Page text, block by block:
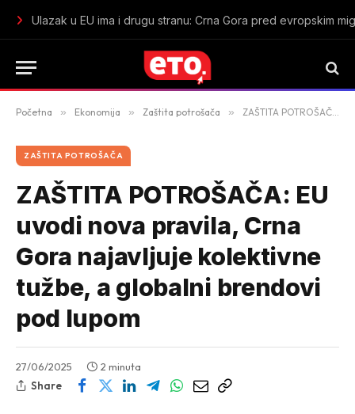
U Tuzi zaplijenjeno oko 38 kilograma marihuane: Uhapšen
Početna » Ekonomija » Zaštita potrošača » ZAŠTITA POTROŠAČA: EU uvodi nova pravila, Crna Gora najavljuje kolektivne tužbe, a globalni brendovi pod lupom
ZAŠTITA POTROŠAČA
ZAŠTITA POTROŠAČA: EU
uvodi nova pravila, Crna
Gora najavljuje kolektivne
tužbe, a globalni brendovi
pod lupom
27/06/2025
2 minuta
Share